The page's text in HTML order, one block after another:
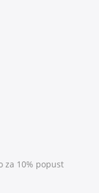
za 10% popust